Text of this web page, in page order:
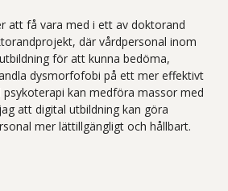
att få vara med i ett av doktorand
där vårdpersonal inom
för att kunna bedöma,
dysmorfofobi på ett mer effektivt
psykoterapi kan medföra massor med
att digital utbildning kan göra
mer lättillgängligt och hållbart.